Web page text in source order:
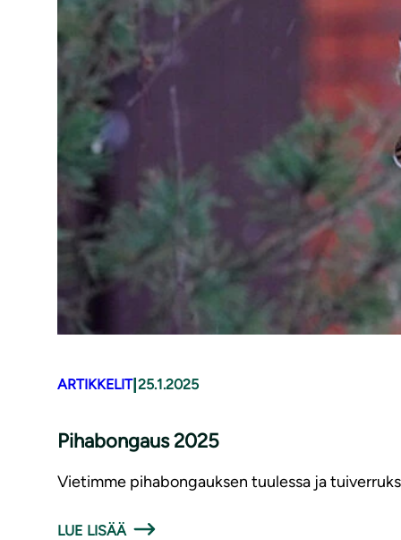
ARTIKKELIT| 25.1.2025
Pihabongaus 2025
Vietimme pihabongauksen tuulessa ja
LUE LISÄÄ